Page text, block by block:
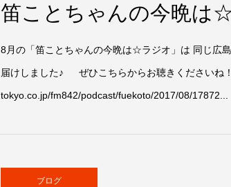
笛ことちゃんの今晩は
8月の「笛ことちゃんの今晩は☆ラジオ」は 同じ広
届けしました♪ ぜひこちらからお聴きくださ
tokyo.co.jp/fm842/podcast/fuekoto/2017/08/17872...
ブログ